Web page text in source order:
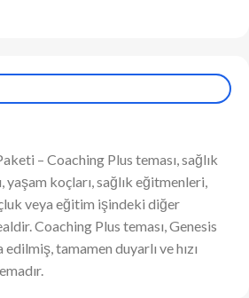
– Coaching Plus teması, sağlık
yaşam koçları, sağlık eğitmenleri,
veya eğitim işindeki diğer
Coaching Plus teması, Genesis
tamamen duyarlı ve hızı